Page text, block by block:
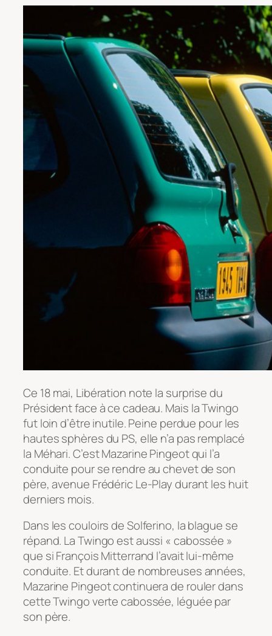
Ce 18 mai, Libération note la surprise du
Président face à ce cadeau. Mais la Twingo
fut loin d’être inutile. Peine perdue pour les
hautes sphères du PS, elle n’a pas remplacé
la Méhari. C’est Mazarine Pingeot qui l’a
conduite pour se rendre au chevet de son
père, avenue Frédéric Le-Play durant les huit
derniers mois.
Dans les couloirs de Solferino, la blague se
répand. La Twingo est aussi « cabossée »
que si François Mitterrand l’avait lui-même
conduite. Et durant de nombreuses années,
Mazarine Pingeot continuera de rouler dans
cette Twingo verte cabossée, léguée par
son père.